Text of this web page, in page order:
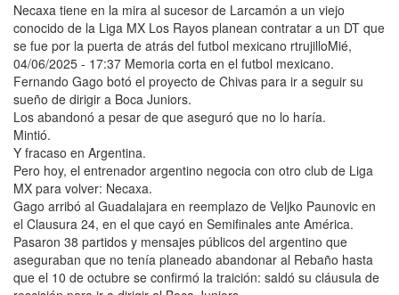
Necaxa tiene en la mira al sucesor de Larcamón a un viejo
conocido de la Liga MX Los Rayos planean contratar a un DT que
se fue por la puerta de atrás del futbol mexicano rtrujilloMié,
04/06/2025 - 17:37 Memoria corta en el futbol mexicano.
Fernando Gago botó el proyecto de Chivas para ir a seguir su
sueño de dirigir a Boca Juniors.
Los abandonó a pesar de que aseguró que no lo haría.
Mintió.
Y fracaso en Argentina.
Pero hoy, el entrenador argentino negocia con otro club de Liga
MX para volver: Necaxa.
Gago arribó al Guadalajara en reemplazo de Veljko Paunovic en
el Clausura 24, en el que cayó en Semifinales ante América.
Pasaron 38 partidos y mensajes públicos del argentino que
aseguraban que no tenía planeado abandonar al Rebaño hasta
que el 10 de octubre se confirmó la traición: saldó su cláusula de